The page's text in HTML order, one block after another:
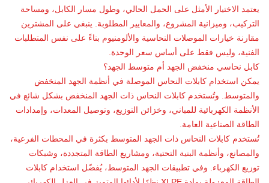
يعتمد الاختيار الأمثل على الحمل الحالي، وطول مسار الكابل، ومساحة
التركيب، وميزانية المشروع، والمعايير المطلوبة. ينبغي على المشترين
مقارنة خيارات الموصلات النحاسية والألومنيوم بناءً على نفس المتطلبات
الفنية، وليس فقط على أساس سعر الوحدة.
كابل نحاسي منخفض الجهد أم متوسط الجهد؟
يمكن استخدام كابلات النحاس الموصلة في أنظمة الجهد المنخفض
والمتوسط. وتُستخدم كابلات النحاس ذات الجهد المنخفض بشكل شائع في
الأنظمة الكهربائية للمباني، وخزائن التوزيع، وتوصيل المعدات، وإمدادات
الطاقة الصناعية العامة.
تُستخدم كابلات النحاس ذات الجهد المتوسط بكثرة في المحطات الفرعية،
والمصانع، وأنظمة البنية التحتية، ومشاريع الطاقة المتجددة، وشبكات
توزيع الكهرباء. وفي تطبيقات الجهد المتوسط، يُفضّل استخدام كابلات